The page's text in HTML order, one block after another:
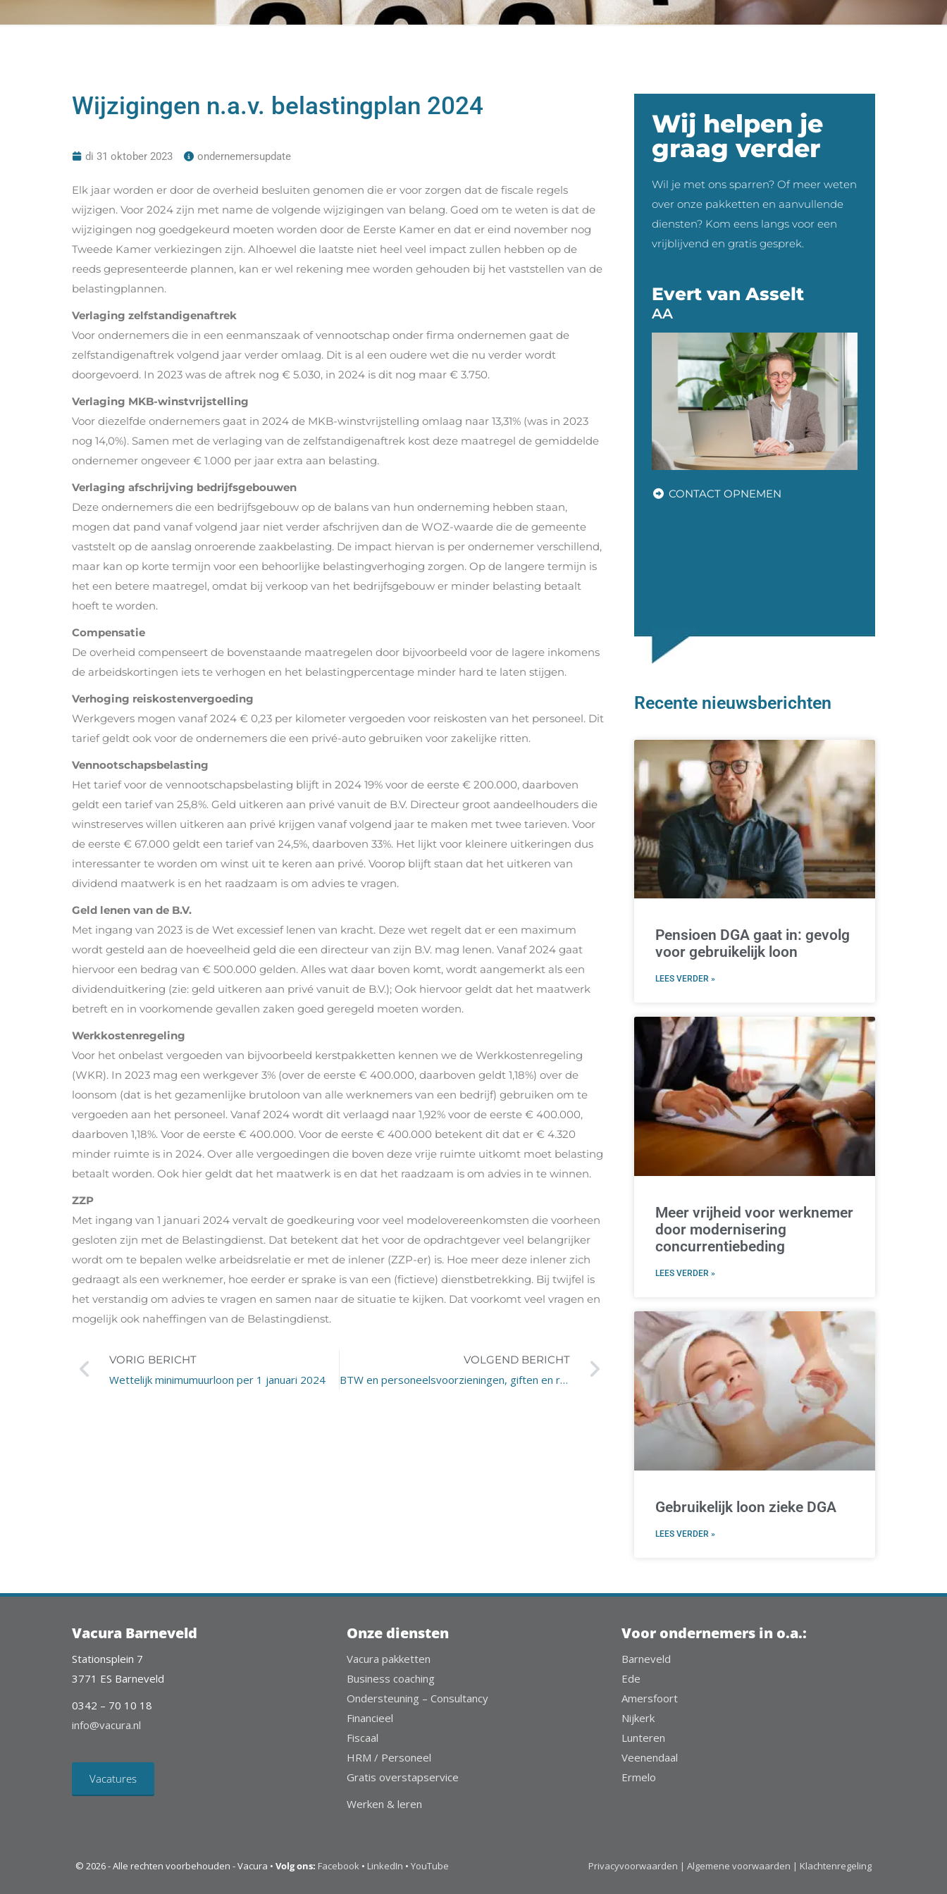
Wijzigingen n.a.v. belastingplan 2024
di 31 oktober 2023 ondernemersupdate
Elk jaar worden er door de overheid besluiten genomen die er voor zorgen dat de fiscale regels
wijzigen. Voor 2024 zijn met name de volgende wijzigingen van belang. Goed om te weten is dat de
wijzigingen nog goedgekeurd moeten worden door de Eerste Kamer en dat er eind november nog
Tweede Kamer verkiezingen zijn. Alhoewel die laatste niet heel veel impact zullen hebben op de
reeds gepresenteerde plannen, kan er wel rekening mee worden gehouden bij het vaststellen van de
belastingplannen.
Verlaging zelfstandigenaftrek
Voor ondernemers die in een eenmanszaak of vennootschap onder firma ondernemen gaat de
zelfstandigenaftrek volgend jaar verder omlaag. Dit is al een oudere wet die nu verder wordt
doorgevoerd. In 2023 was de aftrek nog € 5.030, in 2024 is dit nog maar € 3.750.
Verlaging MKB-winstvrijstelling
Voor diezelfde ondernemers gaat in 2024 de MKB-winstvrijstelling omlaag naar 13,31% (was in 2023
nog 14,0%). Samen met de verlaging van de zelfstandigenaftrek kost deze maatregel de gemiddelde
ondernemer ongeveer € 1.000 per jaar extra aan belasting.
Verlaging afschrijving bedrijfsgebouwen
Deze ondernemers die een bedrijfsgebouw op de balans van hun onderneming hebben staan,
mogen dat pand vanaf volgend jaar niet verder afschrijven dan de WOZ-waarde die de gemeente
vaststelt op de aanslag onroerende zaakbelasting. De impact hiervan is per ondernemer verschillend,
maar kan op korte termijn voor een behoorlijke belastingverhoging zorgen. Op de langere termijn is
het een betere maatregel, omdat bij verkoop van het bedrijfsgebouw er minder belasting betaalt
hoeft te worden.
Compensatie
De overheid compenseert de bovenstaande maatregelen door bijvoorbeeld voor de lagere inkomens
de arbeidskortingen iets te verhogen en het belastingpercentage minder hard te laten stijgen.
Verhoging reiskostenvergoeding
Werkgevers mogen vanaf 2024 € 0,23 per kilometer vergoeden voor reiskosten van het personeel. Dit
tarief geldt ook voor de ondernemers die een privé-auto gebruiken voor zakelijke ritten.
Vennootschapsbelasting
Het tarief voor de vennootschapsbelasting blijft in 2024 19% voor de eerste € 200.000, daarboven
geldt een tarief van 25,8%. Geld uitkeren aan privé vanuit de B.V. Directeur groot aandeelhouders die
winstreserves willen uitkeren aan privé krijgen vanaf volgend jaar te maken met twee tarieven. Voor
de eerste € 67.000 geldt een tarief van 24,5%, daarboven 33%. Het lijkt voor kleinere uitkeringen dus
interessanter te worden om winst uit te keren aan privé. Voorop blijft staan dat het uitkeren van
dividend maatwerk is en het raadzaam is om advies te vragen.
Geld lenen van de B.V.
Met ingang van 2023 is de Wet excessief lenen van kracht. Deze wet regelt dat er een maximum
wordt gesteld aan de hoeveelheid geld die een directeur van zijn B.V. mag lenen. Vanaf 2024 gaat
hiervoor een bedrag van € 500.000 gelden. Alles wat daar boven komt, wordt aangemerkt als een
dividenduitkering (zie: geld uitkeren aan privé vanuit de B.V.); Ook hiervoor geldt dat het maatwerk
betreft en in voorkomende gevallen zaken goed geregeld moeten worden.
Werkkostenregeling
Voor het onbelast vergoeden van bijvoorbeeld kerstpakketten kennen we de Werkkostenregeling
(WKR). In 2023 mag een werkgever 3% (over de eerste € 400.000, daarboven geldt 1,18%) over de
loonsom (dat is het gezamenlijke brutoloon van alle werknemers van een bedrijf) gebruiken om te
vergoeden aan het personeel. Vanaf 2024 wordt dit verlaagd naar 1,92% voor de eerste € 400.000,
daarboven 1,18%. Voor de eerste € 400.000. Voor de eerste € 400.000 betekent dit dat er € 4.320
minder ruimte is in 2024. Over alle vergoedingen die boven deze vrije ruimte uitkomt moet belasting
betaalt worden. Ook hier geldt dat het maatwerk is en dat het raadzaam is om advies in te winnen.
ZZP
Met ingang van 1 januari 2024 vervalt de goedkeuring voor veel modelovereenkomsten die voorheen
gesloten zijn met de Belastingdienst. Dat betekent dat het voor de opdrachtgever veel belangrijker
wordt om te bepalen welke arbeidsrelatie er met de inlener (ZZP-er) is. Hoe meer deze inlener zich
gedraagt als een werknemer, hoe eerder er sprake is van een (fictieve) dienstbetrekking. Bij twijfel is
het verstandig om advies te vragen en samen naar de situatie te kijken. Dat voorkomt veel vragen en
mogelijk ook naheffingen van de Belastingdienst.
VORIG BERICHT
Wettelijk minimumuurloon per 1 januari 2024
VOLGEND BERICHT
BTW en personeelsvoorzieningen, giften en relatiegeschenken
Wij helpen je
graag verder
Wil je met ons sparren? Of meer weten
over onze pakketten en aanvullende
diensten? Kom eens langs voor een
vrijblijvend en gratis gesprek.
Evert van Asselt
AA
CONTACT OPNEMEN
Recente nieuwsberichten
Pensioen DGA gaat in: gevolg
voor gebruikelijk loon
LEES VERDER »
Meer vrijheid voor werknemer
door modernisering
concurrentiebeding
LEES VERDER »
Gebruikelijk loon zieke DGA
LEES VERDER »
Vacura Barneveld
Stationsplein 7
3771 ES Barneveld
0342 – 70 10 18
info@vacura.nl
Vacatures
Onze diensten
Vacura pakketten
Business coaching
Ondersteuning – Consultancy
Financieel
Fiscaal
HRM / Personeel
Gratis overstapservice
Werken & leren
Voor ondernemers in o.a.:
Barneveld
Ede
Amersfoort
Nijkerk
Lunteren
Veenendaal
Ermelo
© 2026 - Alle rechten voorbehouden - Vacura • Volg ons: Facebook • LinkedIn • YouTube Privacyvoorwaarden | Algemene voorwaarden | Klachtenregeling